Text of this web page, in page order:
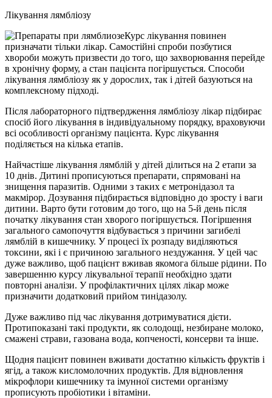
Лікування лямбліозу
Курс лікування повинен
призначати тільки лікар. Самостійні спроби позбутися
хвороби можуть призвести до того, що захворювання перейде
в хронічну форму, а стан пацієнта погіршується. Способи
лікування лямбліозу як у дорослих, так і дітей базуються на
комплексному підході.
Після лабораторного підтвердження лямбліозу лікар підбирає
спосіб його лікування в індивідуальному порядку, враховуючи
всі особливості організму пацієнта. Курс лікування
поділяється на кілька етапів.
Найчастіше лікування лямблій у дітей ділиться на 2 етапи за
10 днів. Дитині прописуються препарати, спрямовані на
знищення паразитів. Одними з таких є метронідазол та
макмірор. Дозування підбирається відповідно до зросту і ваги
дитини. Варто бути готовим до того, що на 5-й день після
початку лікування стан хворого погіршується. Погіршення
загального самопочуття відбувається з причини загибелі
лямблій в кишечнику. У процесі їх розпаду виділяються
токсини, які і є причиною загального нездужання. У цей час
дуже важливо, щоб пацієнт вживав якомога більше рідини. По
завершенню курсу лікувальної терапії необхідно здати
повторні аналізи. У профілактичних цілях лікар може
призначити додатковий прийом тинідазолу.
Дуже важливо під час лікування дотримуватися дієти.
Протипоказані такі продукти, як солодощі, незбиране молоко,
смажені страви, газована вода, копченості, консерви та інше.
Щодня пацієнт повинен вживати достатню кількість фруктів і
ягід, а також кисломолочних продуктів. Для відновлення
мікрофлори кишечнику та імунної системи організму
прописують пробіотики і вітаміни.